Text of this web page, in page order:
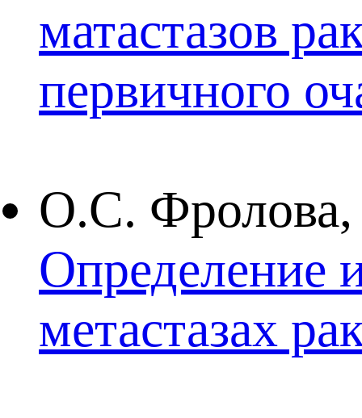
матастазов
первичного
О.С.
Определение
метастазах